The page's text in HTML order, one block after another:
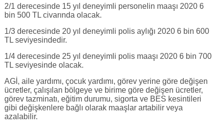
2/1 derecesinde 15 yıl deneyimli personelin maaşı 2020 6
bin 500 TL civarında olacak.
1/3 derecesinde 20 yıl deneyimli polis aylığı 2020 6 bin 600
TL seviyesindedir.
1/4 derecesinde 25 yıl deneyimli polis maaşı 2020 6 bin 700
TL seviyesinde olacak.
AGİ, aile yardımı, çocuk yardımı, görev yerine göre değişen
ücretler, çalışılan bölgeye ve birime göre değişen ücretler,
görev tazminatı, eğitim durumu, sigorta ve BES kesintileri
gibi değişkenlere bağlı olarak maaşlar artabilir veya
azalabilir.